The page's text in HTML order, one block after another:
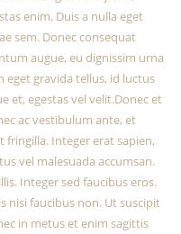
enim. Duis a nulla eget
sem. Donec consequat
augue, eu dignissim urna
eget gravida tellus, id luctus
et, egestas vel velit.Donec et
ac vestibulum ante, et
Integer erat sapien,
vel malesuada accumsan.
Integer sed faucibus eros.
nisi faucibus non. Ut suscipit
in metus et enim sagittis